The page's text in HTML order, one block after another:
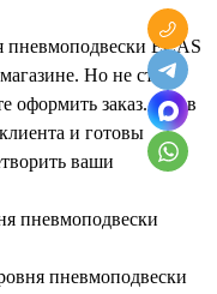
ECAS
Но не стоит
оформить заказ. Мы в
и готовы
ваши
пневмоподвески
пневмоподвески